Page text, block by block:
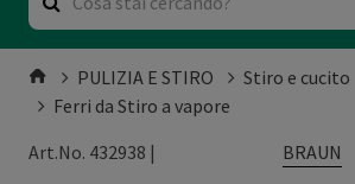
PULIZIA E STIRO
Stiro e cucito
Ferri da Stiro a vapore
Art.No. 432938 |
BRAUN